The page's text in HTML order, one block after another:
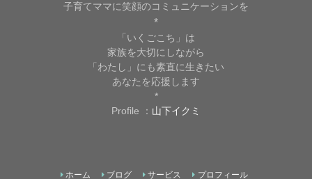
子育てママに笑顔のコミュニケーションを
*
「いくごこち」は
家族を大切にしながら
「わたし」にも素直に生きたい
あなたを応援します
*
Profile ： 山下イクミ
ホーム ブログ サービス プロフィール